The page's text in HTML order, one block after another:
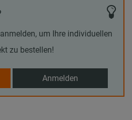
um Ihre individuellen
zu bestellen!
Anmelden